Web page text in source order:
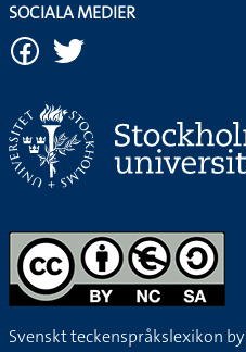
SOCIALA MEDIER
Svenskt teckenspråkslexikon by